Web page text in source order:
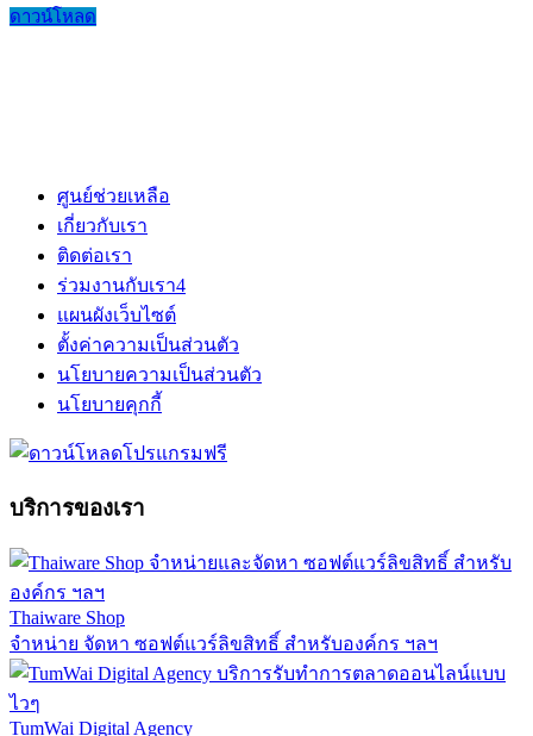
ดาวน์โหลด
ศูนย์ช่วยเหลือ
เกี่ยวกับเรา
ติดต่อเรา
ร่วมงานกับเรา4
แผนผังเว็บไซต์
ตั้งค่าความเป็นส่วนตัว
นโยบายความเป็นส่วนตัว
นโยบายคุกกี้
บริการของเรา
Thaiware Shop
จำหน่าย จัดหา ซอฟต์แวร์ลิขสิทธิ์ สำหรับองค์กร ฯลฯ
TumWai Digital Agency